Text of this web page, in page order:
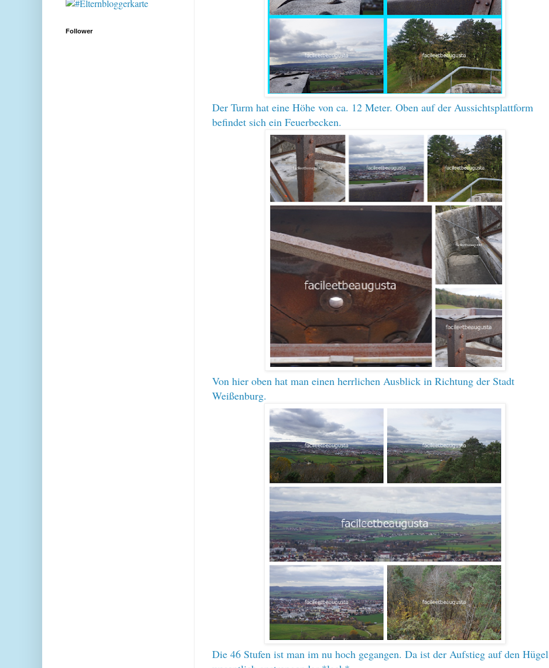
Der Turm hat eine Höhe von ca. 12 Meter. Oben auf der Aussichtsplattform
befindet sich ein Feuerbecken.
Von hier oben hat man einen herrlichen Ausblick in Richtung der Stadt
Weißenburg.
Die 46 Stufen ist man im nu hoch gegangen. Da ist der Aufstieg auf den Hügel
Follower